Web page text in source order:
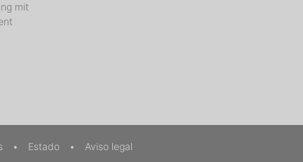
mit
• Estado • Aviso legal